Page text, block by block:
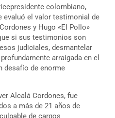
colombiano,
evaluó el valor testimonial de
y Hugo «El Pollo»
si sus testimonios son
judiciales, desmantelar
arraigada en el
desafío de enorme
Alcalá Cordones, fue
a más de 21 años de
de cargos